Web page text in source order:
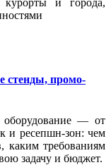
курорты и города,
стенды, промо-
оборудование — от
и ресепшн-зон: чем
каким требованиям
задачу и бюджет.